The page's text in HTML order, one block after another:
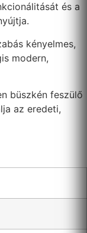
és a
kényelmes,
modern,
büszkén feszülő
az eredeti,